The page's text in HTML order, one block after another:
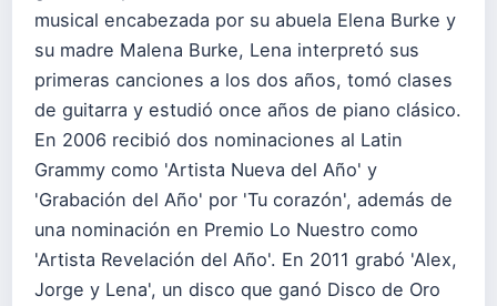
musical encabezada por su abuela Elena Burke y
su madre Malena Burke, Lena interpretó sus
primeras canciones a los dos años, tomó clases
de guitarra y estudió once años de piano clásico.
En 2006 recibió dos nominaciones al Latin
Grammy como 'Artista Nueva del Año' y
'Grabación del Año' por 'Tu corazón', además de
una nominación en Premio Lo Nuestro como
'Artista Revelación del Año'. En 2011 grabó 'Alex,
Jorge y Lena', un disco que ganó Disco de Oro